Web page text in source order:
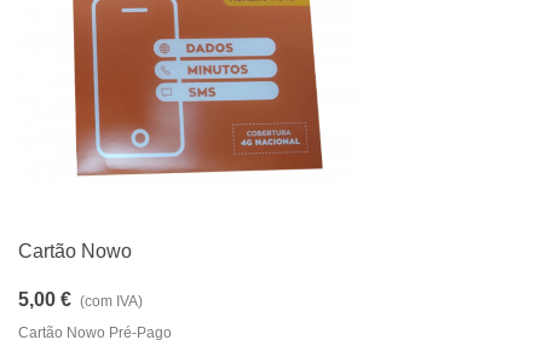
Cartão Nowo
5,00 € (com IVA)
Cartão Nowo Pré-Pago